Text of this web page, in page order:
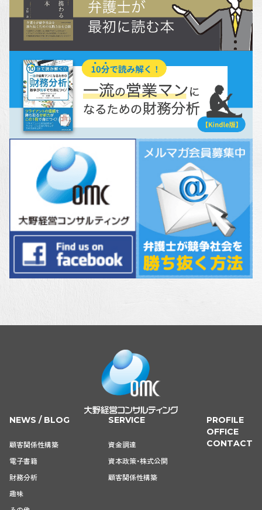
NEWS / BLOG
顧客関係性構築
電子書籍
財務分析
趣味
SERVICE
資金調達
資本政策・株式公開
顧客関係性構築
PROFILE
OFFICE
CONTACT